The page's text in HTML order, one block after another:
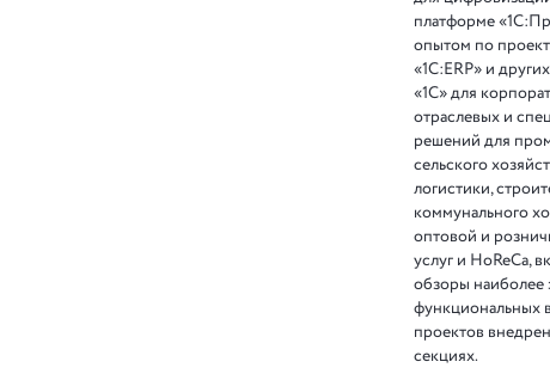
платформе
опытом по
«1С:ERP» и
«1С» для
отраслевых и
решений для
сельского
логистики,
коммунального
оптовой и
услуг и HoReCa,
обзоры наиболее
функциональных
проектов
секциях.